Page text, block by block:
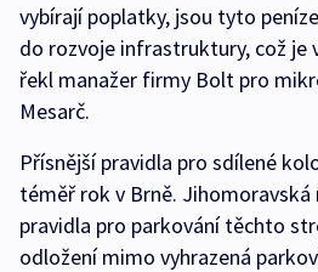
vybírají poplatky, jsou tyto
do rozvoje infrastruktury, což je
řekl manažer firmy Bolt pro
Mesarč.
Přísnější pravidla pro sdílené
téměř rok v Brně.
pravidla pro parkování těchto
odložení mimo vyhrazená